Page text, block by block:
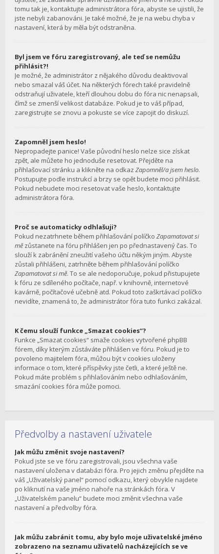
tomu tak je, kontaktujte administrátora fóra, abyste se ujistili, že
jste nebyli zabanováni. Je také možné, že je na webu chyba v
nastavení, která by měla být odstraněna.
Byl jsem ve fóru zaregistrovaný, ale teď se nemůžu
přihlásit?!
Je možné, že administrátor z nějakého důvodu deaktivoval
nebo smazal váš účet. Na některých fórech také pravidelně
odstraňují uživatele, kteří dlouhou dobu do fóra nic nenapsali,
čímž se zmenší velikost databáze. Pokud je to váš případ,
zaregistrujte se znovu a pokuste se více zapojit do diskuzí.
Zapomněl jsem heslo!
Nepropadejte panice! Vaše původní heslo nelze sice získat
zpět, ale můžete ho jednoduše resetovat. Přejděte na
přihlašovací stránku a klikněte na odkaz Zapomněl/a jsem heslo.
Postupujte podle instrukcí a brzy se opět budete moci přihlásit.
Pokud nebudete moci resetovat vaše heslo, kontaktujte
administrátora fóra.
Proč se automaticky odhlašuji?
Pokud nezatrhnete během přihlašování políčko Zapamatovat si
mězůstanete na fóru přihlášen jen po přednastavený čas. To
slouží k zabránění zneužití vašeho účtu někým jiným. Abyste
zůstali přihlášeni, zatrhněte během přihlašování políčko
Zapamatovat si mě. To se ale nedoporučuje, pokud přistupujete
k fóru ze sdíleného počítače, např. v knihovně, internetové
kavárně, počítačové učebně atd. Pokud toto zaškrtávací políčko
nevidíte, znamená to, že administrátor fóra tuto funkci zakázal.
K čemu slouží funkce „Smazat cookies“?
Funkce „Smazat cookies“ smaže cookies vytvořené phpBB
fórem, díky kterým zůstáváte přihlášen ve fóru. Pokud je to
povoleno majitelem fóra, můžou být v cookies uloženy
informace o tom, které příspěvky jste četli, a které ještě ne.
Pokud máte problém s přihlašováním nebo odhlašováním,
smazání cookies fóra může pomoci.
Předvolby a nastavení uživatele
Jak můžu změnit svoje nastavení?
Pokud jste se ve fóru zaregistrovali, jsou všechna vaše
nastavení uložena v databázi fóra. Pro jejich změnu přejděte na
váš „Uživatelský panel“ pomocí odkazu, který obvykle najdete
po kliknutí na vaše jméno nahoře na stránkách fóra. V
„Uživatelském panelu“ budete moci změnit všechna vaše
nastavení a předvolby fóra.
Jak můžu zabránit tomu, aby bylo moje uživatelské jméno
zobrazeno na seznamu uživatelů nacházejících se ve